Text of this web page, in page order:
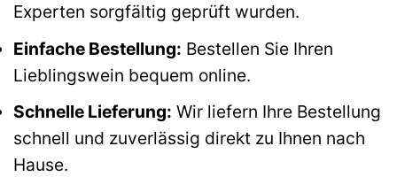
Experten sorgfältig geprüft wurden.
Einfache Bestellung: Bestellen Sie Ihren
Lieblingswein bequem online.
Schnelle Lieferung: Wir liefern Ihre Bestellung
schnell und zuverlässig direkt zu Ihnen nach
Hause.